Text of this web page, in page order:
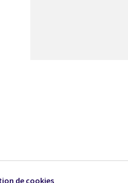
de cookies